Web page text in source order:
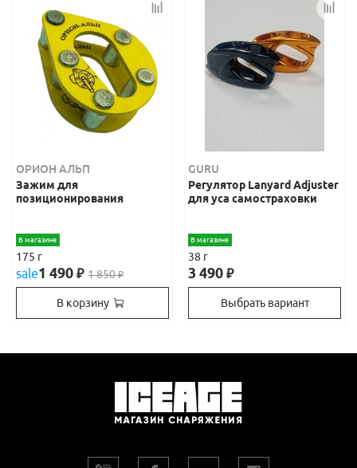
ОРИОН АЛЬП
Зажим для
позиционирования
В магазине
175 г
sale1 490₽ 1 850₽
В корзину
GURU
Регулятор Lanyard Adjuster
для уса самостраховки
В магазине
38 г
3 490₽
Выбрать вариант